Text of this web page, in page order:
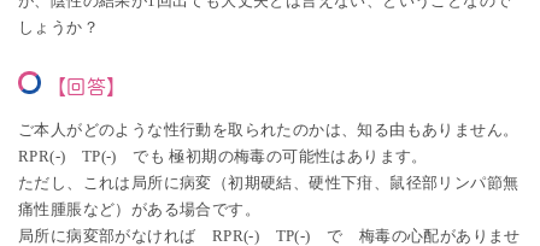
しょうか？
【回答】
ご本人がどのような性行動を取られたのかは、知る由もありません。
RPR(-) TP(-) でも 極初期の梅毒の可能性はあります。
ただし、これは局所に病変（初期硬結、硬性下疳、鼠径部リンパ節無
痛性腫脹など）がある場合です。
局所に病変部がなければ RPR(-) TP(-) で 梅毒の心配がありませ